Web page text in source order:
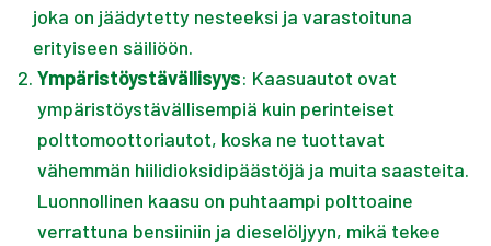
joka on jäädytetty nesteeksi ja varastoituna
erityiseen säiliöön.
2. Ympäristöystävällisyys: Kaasuautot ovat
ympäristöystävällisempiä kuin perinteiset
polttomoottoriautot, koska ne tuottavat
vähemmän hiilidioksidipäästöjä ja muita saasteita.
Luonnollinen kaasu on puhtaampi polttoaine
verrattuna bensiiniin ja dieselöljyyn, mikä tekee